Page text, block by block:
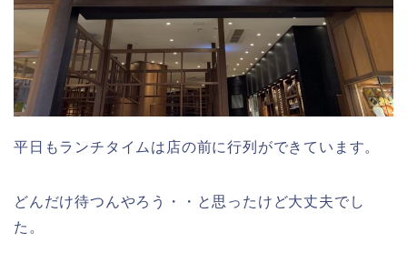
平日もランチタイムは店の前に行列ができています。
どんだけ待つんやろう・・と思ったけど大丈夫でし
た。